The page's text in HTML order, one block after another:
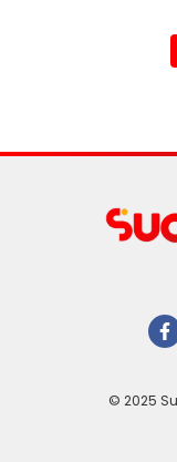
© 2025